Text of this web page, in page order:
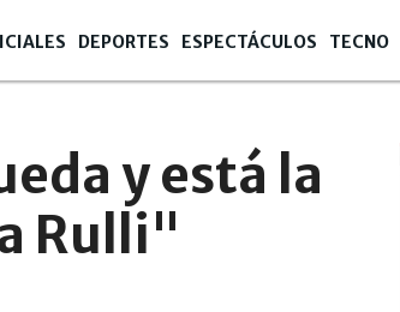
DEPORTES ESPECTÁCULOS TECNO
y está la
Rulli"